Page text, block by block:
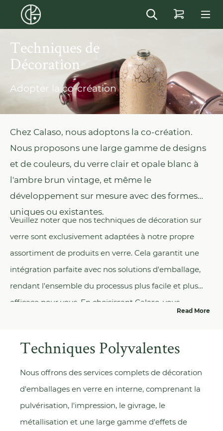
content
Techniques de
Décoration
Adopter la co-création
Chez Calaso, nous adoptons la co-création.
Nous proposons une large gamme de designs
et de couleurs, du verre clair et opale blanc à
l'ambre brun vintage, et même le
développement sur mesure avec des formes
uniques ou existantes.
Veuillez noter que nos techniques de décoration sur
verre sont exclusivement adaptées à notre propre
assortiment de produits en verre. Cela garantit une
intégration parfaite avec nos solutions d'emballage,
rendant l'ensemble du processus plus facile et plus
efficace pour vous. En choisissant Calaso, vous
d'un guichet unique pour tous vos besoins en matière
d'emballage.
Read More
Techniques Polyvalentes
Nous offrons des services complets de décoration
d'emballages en verre en interne, comprenant la
pulvérisation, l'impression, le givrage, le
métallisation et une large gamme d'effets de